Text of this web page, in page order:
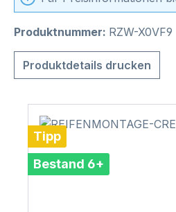
Produktnummer: RZW-X0VF9
Produktdetails drucken
Tipp
Bestand 6+